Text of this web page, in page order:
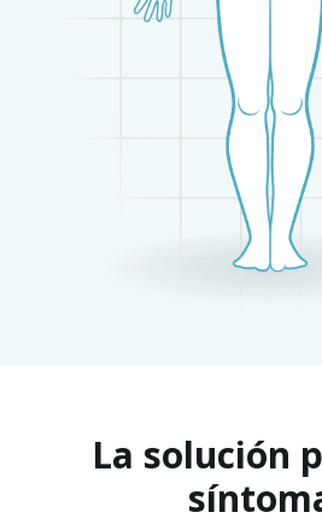
La solución